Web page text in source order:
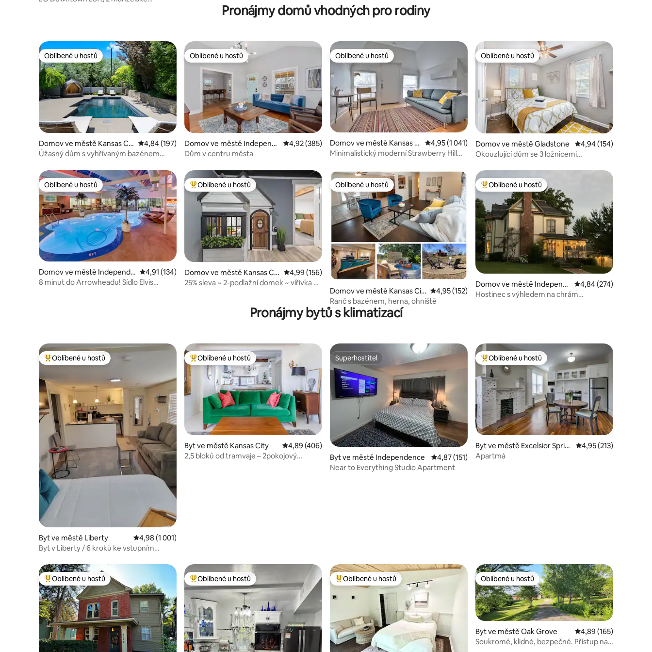
obrazovce!
Pronájmy domů vhodných pro rodiny
Oblíbené u hostů
Oblíbené u hostů
Domov ve městě Kansas Cit
y
Průměrné hodnocení 4,84 z 5, 197 hodnocení
4,84 (197)
Úžasný dům s vyhřívaným bazénem
Oblíbené u hostů
Oblíbené u hostů
Domov ve městě Independ
ence
Průměrné hodnocení 4,92 z 5, 385 hodnocení
4,92 (385)
Dům v centru města
Oblíbené u hostů
Oblíbené u hostů
Domov ve městě Kansas Ci
ty
Průměrné hodnocení 4,95 z 5, 1 041 hodnocení
4,95 (1 041)
Minimalistický moderní Strawberry Hill
Oblíbené u hostů
Oblíbené u hostů
Domov ve městě Gladstone Průměrné hodnocení
4,94 (154)
Okouzlující dům se 3 ložnicemi
vzdálenosti
Oblíbené u hostů
Oblíbené u hostů
Domov ve městě Independe
nce
Průměrné hodnocení 4,91 z 5, 134 hodnocení
4,91 (134)
8 minut do Arrowheadu! Sídlo Elvis
Nejlepší v kategorii Oblíbené u hostů
Oblíbené u hostů
Domov ve městě Kansas Cit
y
Průměrné hodnocení 4,99 z 5, 156 hodnocení
4,99 (156)
25% sleva ~ 2-podlažní domek ~ vířivka ~
Oblíbené u hostů
Oblíbené u hostů
Domov ve městě Kansas Cit
y
Průměrné hodnocení 4,95 z 5, 152 hodnocení
4,95 (152)
Ranč s bazénem, herna, ohniště
Nejlepší v kategorii Oblíbené u hostů
Oblíbené u hostů
Domov ve městě Independ
ence
Průměrné hodnocení
4,84 (274)
Hostinec s výhledem na chrám
Pronájmy bytů s klimatizací
Nejlepší v kategorii Oblíbené u hostů
Oblíbené u hostů
Byt ve městě Liberty Průměrné hodnocení 4,98 z 5, 1 001 hodnocení
4,98 (1 001)
Byt v Liberty / 6 kroků ke vstupním
Nejlepší v kategorii Oblíbené u hostů
Oblíbené u hostů
Byt ve městě Kansas City Průměrné hodnocení 4,89 z 5, 406 hodnocení
4,89 (406)
2,5 bloků od tramvaje – 2pokojový
Superhostitel
Superhostitel
Byt ve městě Independence Průměrné hodnocení 4,87 z 5, 151 hodnocení
4,87 (151)
Near to Everything Studio Apartment
Nejlepší v kategorii Oblíbené u hostů
Oblíbené u hostů
Byt ve městě Excelsior Sprin
gs
Průměrné hodnocení
4,95 (213)
Apartmá
Nejlepší v kategorii Oblíbené u hostů
Oblíbené u hostů Nejlepší v kategorii Oblíbené u hostů
Oblíbené u hostů Nejlepší v kategorii Oblíbené u hostů
Oblíbené u hostů Oblíbené u hostů
Oblíbené u hostů
Byt ve městě Oak Grove Průměrné hodnocení
4,89 (165)
Soukromé, klidné, bezpečné. Přístup na